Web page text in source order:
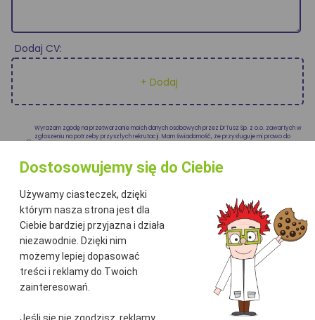
Dostosowujemy się do Ciebie
Używamy ciasteczek, dzięki
którym nasza strona jest dla
Ciebie bardziej przyjazna i działa
niezawodnie. Dzięki nim
możemy lepiej dopasować
treści i reklamy do Twoich
zainteresowań.
Dodaj CV:
+ Dodaj
Wyrażam zgodę na przetwarzanie moich danych osobowych przez DrTusz Sp. z o.o. zawartych w
zgłoszeniu na potrzeby przyszłych rekrutacji. Mam świadomość, że przysługuje mi prawo do